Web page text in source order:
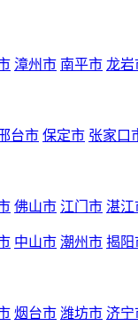
漳州市 南平市 龙岩
台市 保定市 张家口
佛山市 江门市 湛江
中山市 潮州市 揭阳
烟台市 潍坊市 济宁